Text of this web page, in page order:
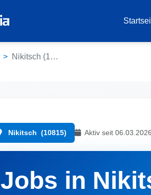
Nikitsch (10815)
Nikitsch (10815) Aktiv seit 06.03.2026
Jobs in